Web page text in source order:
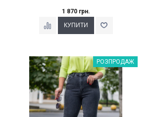
1 870 грн.
Наклейки Варіант з %РОЗПРОДАЖ